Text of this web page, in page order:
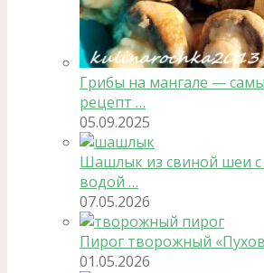
Грибы на мангале —
рецепт …
05.09.2025
Шашлык из свиной шеи
водой …
07.05.2026
Пирог творожный
01.05.2026